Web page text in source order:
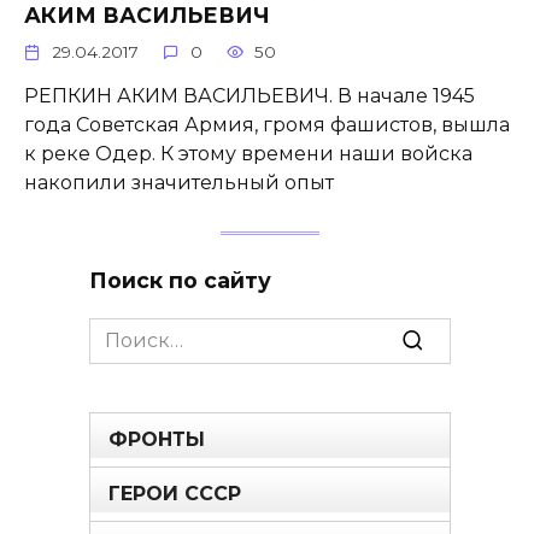
АКИМ ВАСИЛЬЕВИЧ
29.04.2017 0 50
РЕПКИН АКИМ ВАСИЛЬЕВИЧ. В начале 1945
года Советская Ар­мия, громя фашистов, вышла
к ре­ке Одер. К этому времени наши войска
накопили значительный опыт
Поиск по сайту
Search
for:
ФРОНТЫ
ГЕРОИ СССР